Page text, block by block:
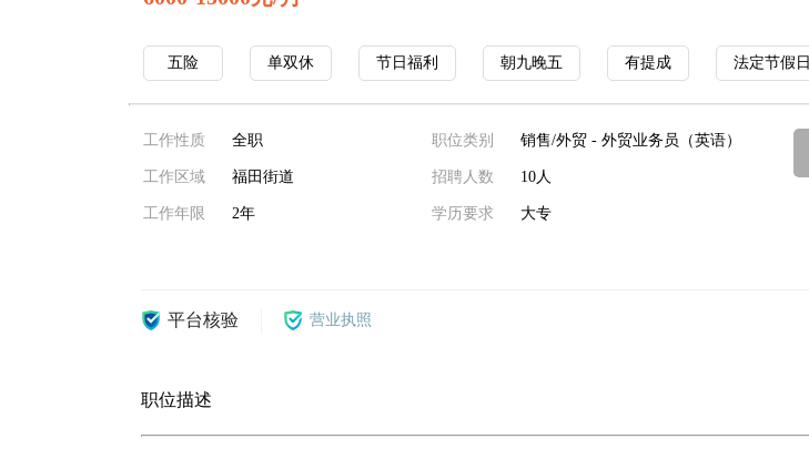
五险 单双休 节日福利 朝九晚五 有提成 法定节假日
工作性质 全职
工作区域 福田街道
工作年限 2年
职位类别 销售/外贸 - 外贸业务员（英语）
招聘人数 10人
学历要求 大专
平台核验 营业执照
职位描述